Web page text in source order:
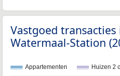
Vastgoed
Watermaal-Station
Appartementen Huizen 2